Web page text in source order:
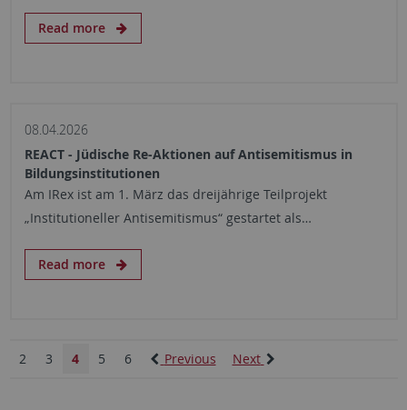
Read more
08.04.2026
REACT - Jüdische Re-Aktionen auf Antisemitismus in
Bildungsinstitutionen
Am IRex ist am 1. März das dreijährige Teilprojekt
„Institutioneller Antisemitismus“ gestartet als…
Read more
Previous
2 3 4 5 6 Next